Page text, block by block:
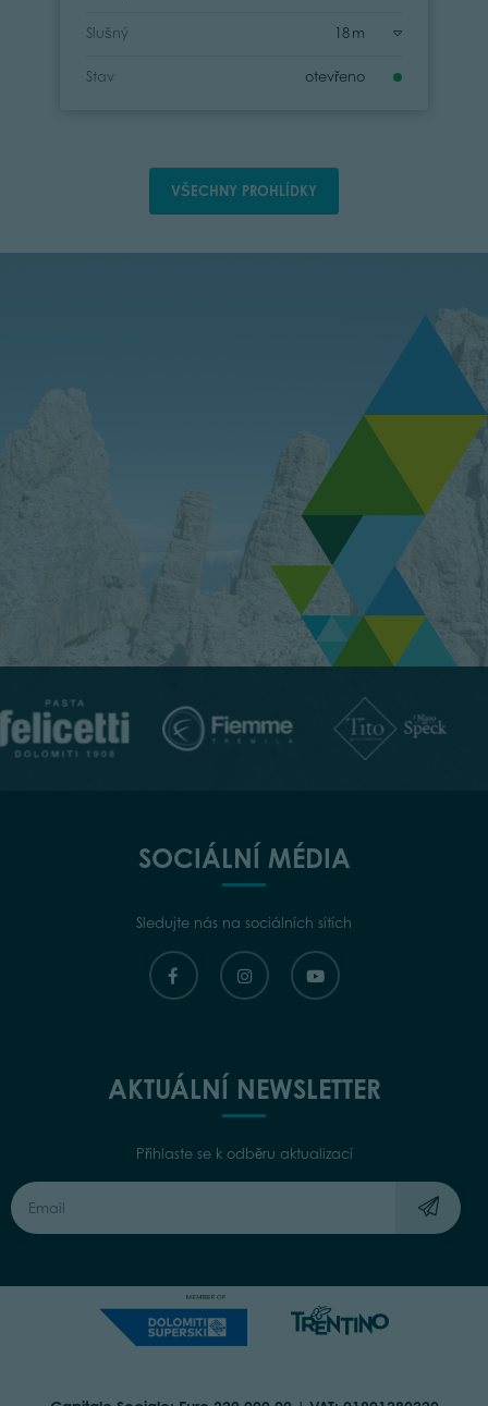
Slušný 18 m
Stav otevřeno
VŠECHNY PROHLÍDKY
SOCIÁLNÍ MÉDIA
Sledujte nás na sociálních sítích
AKTUÁLNÍ NEWSLETTER
Přihlaste se k odběru aktualizací